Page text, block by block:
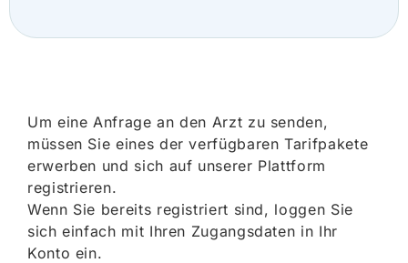
Um eine Anfrage an den Arzt zu senden,
müssen Sie eines der verfügbaren Tarifpakete
erwerben und sich auf unserer Plattform
registrieren.
Wenn Sie bereits registriert sind, loggen Sie
sich einfach mit Ihren Zugangsdaten in Ihr
Konto ein.